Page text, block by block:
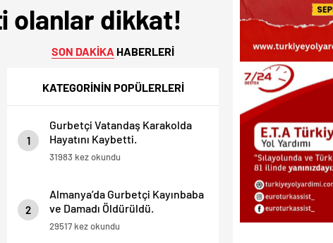
olanlar dikkat!
SON DAKİKA HABERLERİ
KATEGORİNİN POPÜLERLERİ
1
Gurbetçi Vatandaş Karakolda
Hayatını Kaybetti.
31983 kez okundu
2
Almanya’da Gurbetçi Kayınbaba
ve Damadı Öldürüldü.
29517 kez okundu